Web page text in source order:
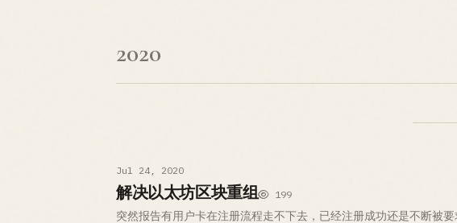
2020
Jul 24, 2020
解决以太坊区块重组 199
突然报告有用户卡在注册流程走不下去，已经注册成功还是不断被